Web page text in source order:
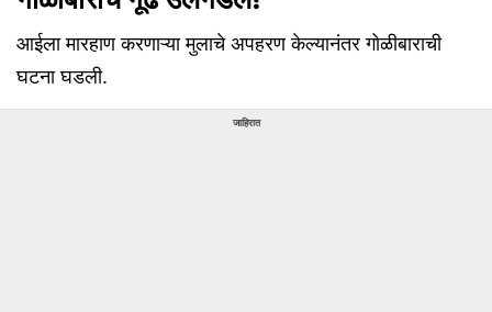
आईला मारहाण करणाऱ्या मुलाचे अपहरण केल्यानंतर गोळीबाराची
घटना घडली.
जाहिरात